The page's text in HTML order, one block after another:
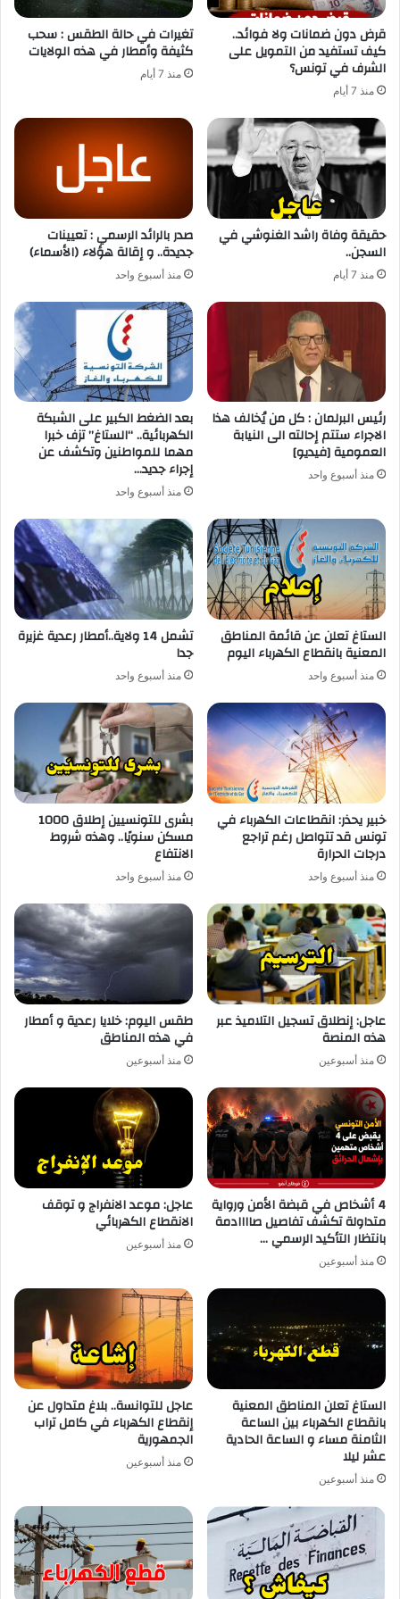
قرض دون ضمانات ولا فوائد..
كيف تستفيد من التمويل على
الشرف في تونس؟
منذ 7 أيام
تغيرات في حالة الطقس : سحب
كثيفة وأمطار في هذه الولايات
منذ 7 أيام
حقيقة وفاة راشد الغنوشي في
السجن..
منذ 7 أيام
صدر بالرائد الرسمي : تعيينات
جديدة.. و إقالة هؤلاء (الأسماء)
منذ أسبوع واحد
رئيس البرلمان : كل من يُخالف هذا
الاجراء ستتم إحالته الى النيابة
العمومية [فيديو]
منذ أسبوع واحد
بعد الضغط الكبير على الشبكة
الكهربائية.. “الستاغ” تزف خبرا
مهما للمواطنين وتكشف عن
إجراء جديد…
منذ أسبوع واحد
الستاغ تعلن عن قائمة المناطق
المعنية بانقطاع الكهرباء اليوم
منذ أسبوع واحد
تشمل 14 ولاية..أمطار رعدية غزيرة
جدا
منذ أسبوع واحد
خبير يحذر: انقطاعات الكهرباء في
تونس قد تتواصل رغم تراجع
درجات الحرارة
منذ أسبوع واحد
بشرى للتونسيين إطلاق 1000
مسكن سنويًا.. وهذه شروط
الانتفاع
منذ أسبوع واحد
عاجل: إنطلاق تسجيل التلاميذ عبر
هذه المنصة
منذ أسبوعين
طقس اليوم: خلايا رعدية و أمطار
في هذه المناطق
منذ أسبوعين
4 أشخاص في قبضة الأمن ورواية
متداولة تكشف تفاصيل صاااادمة
بانتظار التأكيد الرسمي …
منذ أسبوعين
عاجل: موعد الانفراج و توقف
الانقطاع الكهربائي
منذ أسبوعين
الستاغ تعلن المناطق المعنية
بانقطاع الكهرباء بين الساعة
الثامنة مساء و الساعة الحادية
عشر ليلا
منذ أسبوعين
عاجل للتوانسة.. بلاغ متداول عن
إنقطاع الكهرباء في كامل تراب
الجمهورية
منذ أسبوعين